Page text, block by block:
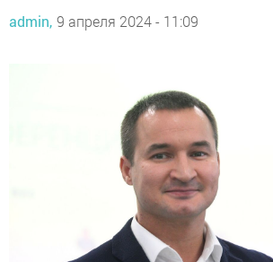
admin, 9 апреля 2024 - 11:09